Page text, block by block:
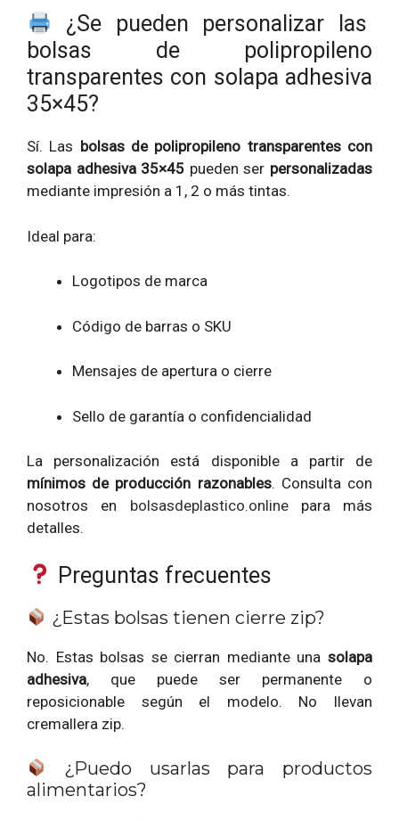
¿Se pueden personalizar las
bolsas de polipropileno
transparentes con solapa adhesiva
35×45?
Sí. Las bolsas de polipropileno transparentes con
solapa adhesiva 35×45 pueden ser personalizadas
mediante impresión a 1, 2 o más tintas.
Ideal para:
Logotipos de marca
Código de barras o SKU
Mensajes de apertura o cierre
Sello de garantía o confidencialidad
La personalización está disponible a partir de
mínimos de producción razonables. Consulta con
nosotros en bolsasdeplastico.onlinepara más
detalles.
Preguntas frecuentes
¿Estas bolsas tienen cierre zip?
No. Estas bolsas se cierran mediante una solapa
adhesiva, que puede ser permanente o
reposicionable según el modelo. No llevan
cremallera zip.
¿Puedo usarlas para productos
alimentarios?